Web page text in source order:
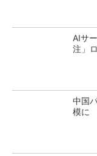
AIサ
注」
中国
模に